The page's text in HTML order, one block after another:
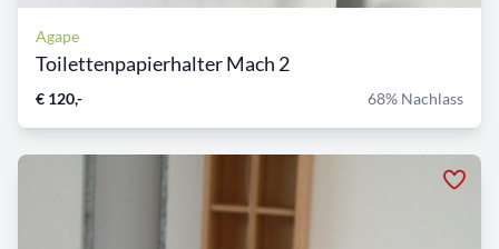
Agape
Toilettenpapierhalter Mach 2
€ 120,- 68% Nachlass